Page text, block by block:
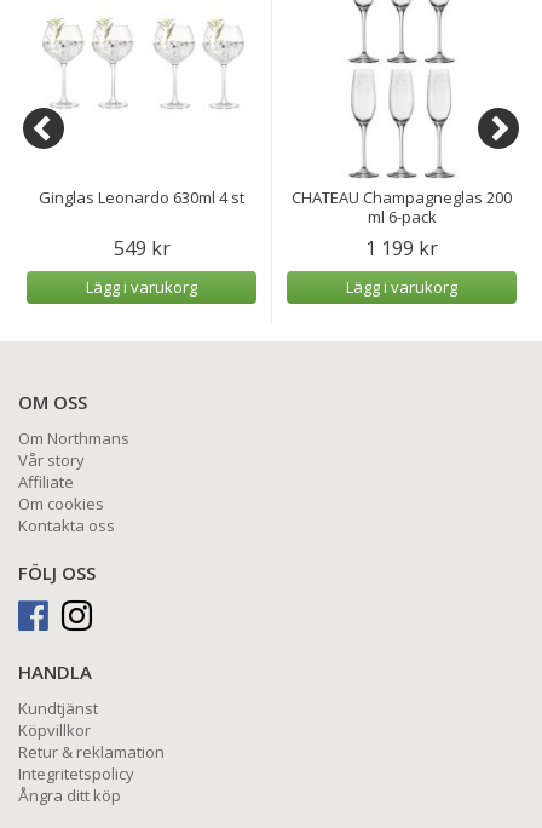
Ginglas Leonardo 630ml 4 st
549 kr
Lägg i varukorg
CHATEAU Champagneglas 200
ml 6-pack
1 199 kr
Lägg i varukorg
OM OSS
Om Northmans
Vår story
Affiliate
Om cookies
Kontakta oss
FÖLJ OSS
HANDLA
Kundtjänst
Köpvillkor
Retur & reklamation
Integritetspolicy
Ångra ditt köp